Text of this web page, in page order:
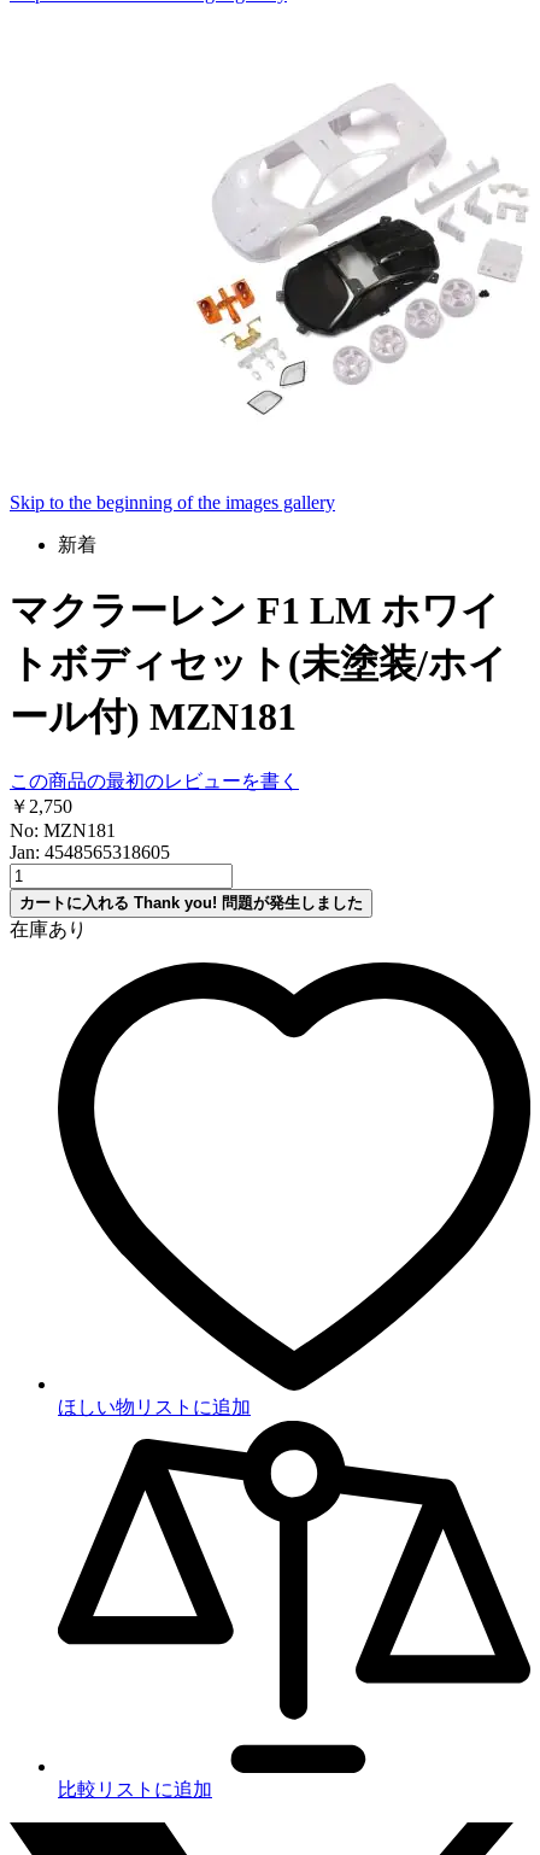
Skip to the beginning of the images gallery
新着
マクラーレン F1 LM ホワイ
トボディセット(未塗装/ホイ
ール付) MZN181
この商品の最初のレビューを書く
￥2,750
No: MZN181
Jan: 4548565318605
カートに入れる Thank you! 問題が発生しました
在庫あり
ほしい物リストに追加
比較リストに追加